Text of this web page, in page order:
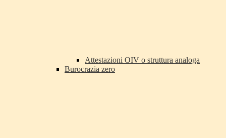
Attestazioni OIV o struttura analoga
Burocrazia zero